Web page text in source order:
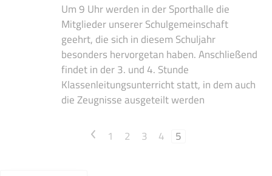
Um 9 Uhr werden in der Sporthalle die
Mitglieder unserer Schulgemeinschaft
geehrt, die sich in diesem Schuljahr
besonders hervorgetan haben. Anschließend
findet in der 3. und 4. Stunde
Klassenleitungsunterricht statt, in dem auch
die Zeugnisse ausgeteilt werden
< 1 2 3 4 5